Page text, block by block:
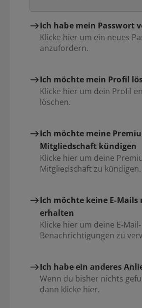
Ich habe mein Passwort
Klicke hier um ein neues
anzufordern.
Ich möchte mein Profil
Klicke hier um dein Profil
löschen.
Ich möchte meine
Mitgliedschaft kündigen
Klicke hier um deine
Mitgliedschaft zu kündigen.
Ich möchte keine E-Mails
erhalten
Klicke hier um deine E-Mail-
Benachrichtigungen zu
Ich habe ein anderes
Wenn du bisher nichts
dann klicke hier.